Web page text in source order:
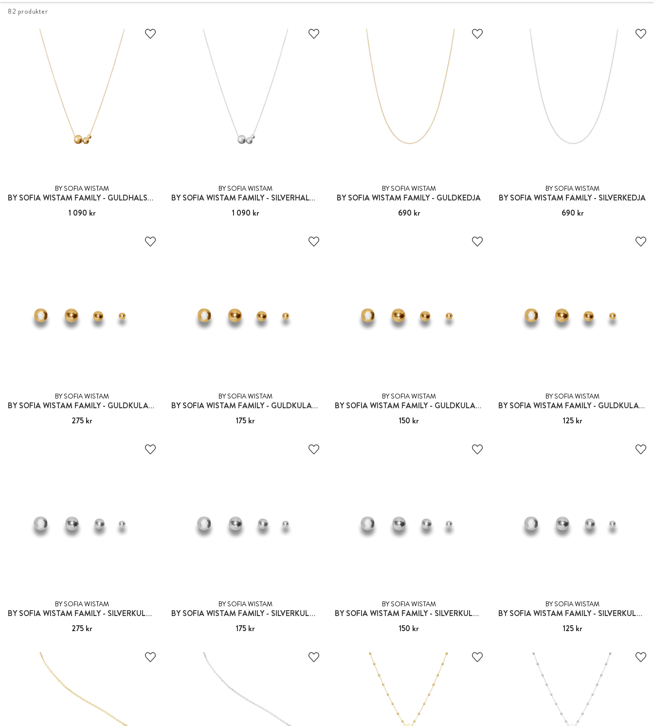
82 produkter
BY SOFIA WISTAM
BY SOFIA WISTAM FAMILY - GULDHALSBAND
Pris :1 090 kr
1 090 kr
BY SOFIA WISTAM
BY SOFIA WISTAM FAMILY - SILVERHALSBAND
Pris :1 090 kr
1 090 kr
BY SOFIA WISTAM
BY SOFIA WISTAM FAMILY - GULDKEDJA
Pris:690 kr
690 kr
BY SOFIA WISTAM
BY SOFIA WISTAM FAMILY - SILVERKEDJA
Pris:690 kr
690 kr
BY SOFIA WISTAM
BY SOFIA WISTAM FAMILY - GULDKULA 1:A GENERATIONEN CZ
Pris:275 kr
275 kr
BY SOFIA WISTAM
BY SOFIA WISTAM FAMILY - GULDKULA 1:A GENERATIONEN
Pris:175 kr
175 kr
BY SOFIA WISTAM
BY SOFIA WISTAM FAMILY - GULDKULA 2:A GENERATIONEN
Pris:150 kr
150 kr
BY SOFIA WISTAM
BY SOFIA WISTAM FAMILY - GULDKULA 3:A GENERATIONEN
Pris:125 kr
125 kr
BY SOFIA WISTAM
BY SOFIA WISTAM FAMILY - SILVERKULA 1:A GENERATIONEN CZ
Pris:275 kr
275 kr
BY SOFIA WISTAM
BY SOFIA WISTAM FAMILY - SILVERKULA 1:A GENERATIONEN
Pris:175 kr
175 kr
BY SOFIA WISTAM
BY SOFIA WISTAM FAMILY - SILVERKULA 2:A GENERATIONEN
Pris:150 kr
150 kr
BY SOFIA WISTAM
BY SOFIA WISTAM FAMILY - SILVERKULA 3:A GENERATIONEN
Pris:125 kr
125 kr